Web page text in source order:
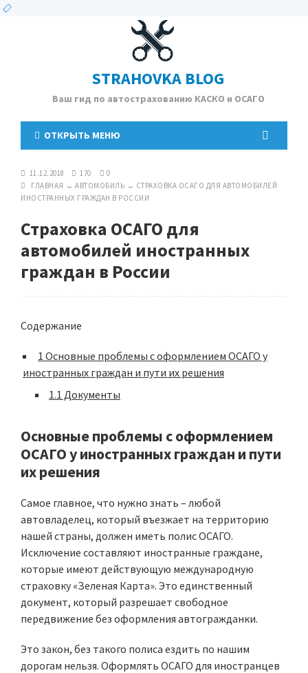
STRAHOVKA BLOG
Ваш гид по автострахованию КАСКО и ОСАГО
ОТКРЫТЬ МЕНЮ
11.12.2018 170
0
ГЛАВНАЯ → АВТОМОБИЛЬ → СТРАХОВКА ОСАГО ДЛЯ АВТОМОБИЛЕЙ
ИНОСТРАННЫХ ГРАЖДАН В РОССИИ
Страховка ОСАГО для
автомобилей иностранных
граждан в России
Содержание
1 Основные проблемы с оформлением ОСАГО у
иностранных граждан и пути их решения
1.1 Документы
Основные проблемы с оформлением
ОСАГО у иностранных граждан и пути
их решения
Самое главное, что нужно знать – любой
автовладелец, который въезжает на территорию
нашей страны, должен иметь полис ОСАГО.
Исключение составляют иностранные граждане,
которые имеют действующую международную
страховку «Зеленая Карта». Это единственный
документ, который разрешает свободное
передвижение без оформления автогражданки.
Это закон, без такого полиса ездить по нашим
дорогам нельзя. Оформлять ОСАГО для иностранцев